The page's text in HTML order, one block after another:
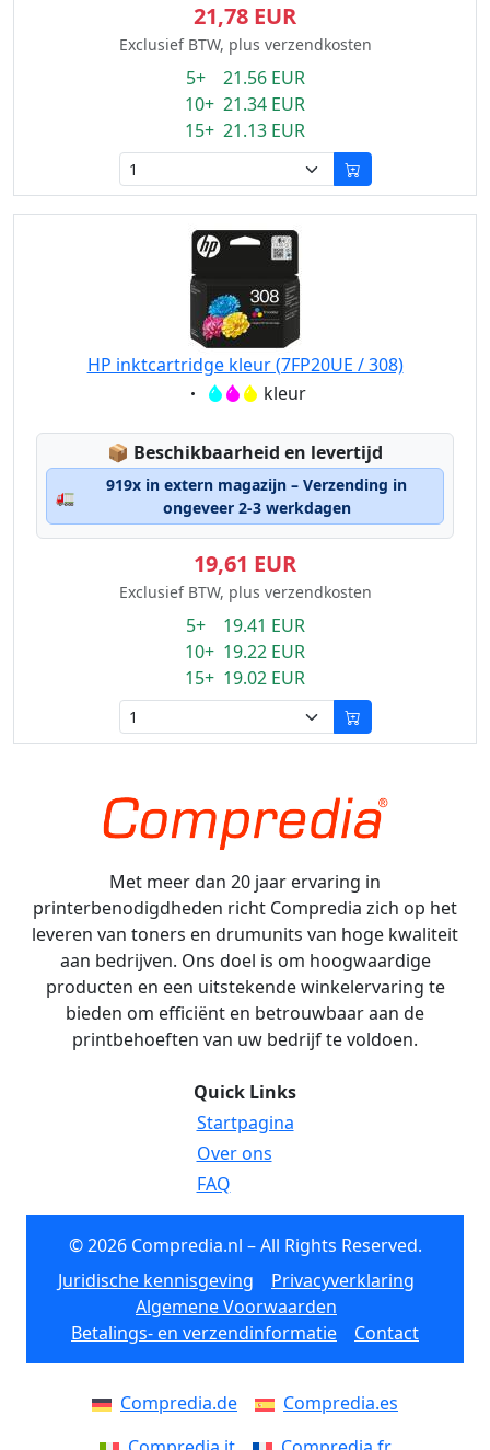
21,78 EUR
Exclusief BTW, plus verzendkosten
5+ 21.56 EUR
10+ 21.34 EUR
15+ 21.13 EUR
HP inktcartridge kleur (7FP20UE / 308)
Eigenschaft:kleur
📦 Lagerstatus:
Beschikbaarheid en levertijd
🚛
919x in extern magazijn – Verzending in
ongeveer 2-3 werkdagen
19,61 EUR
Exclusief BTW, plus verzendkosten
5+ 19.41 EUR
10+ 19.22 EUR
15+ 19.02 EUR
Met meer dan 20 jaar ervaring in
printerbenodigdheden richt Compredia zich op het
leveren van toners en drumunits van hoge kwaliteit
aan bedrijven. Ons doel is om hoogwaardige
producten en een uitstekende winkelervaring te
bieden om efficiënt en betrouwbaar aan de
printbehoeften van uw bedrijf te voldoen.
Quick Links
Startpagina
Over ons
FAQ
© 2026 Compredia.nl – All Rights Reserved.
Juridische kennisgeving
Privacyverklaring
Algemene Voorwaarden
Betalings- en verzendinformatie
Contact
Compredia.de
Compredia.es